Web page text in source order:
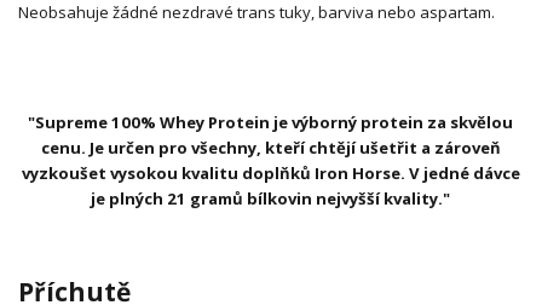
Neobsahuje žádné nezdravé trans tuky, barviva nebo aspartam.
"Supreme 100% Whey Protein je výborný protein za skvělou
cenu. Je určen pro všechny, kteří chtějí ušetřit a zároveň
vyzkoušet vysokou kvalitu doplňků Iron Horse. V jedné dávce
je plných 21 gramů bílkovin nejvyšší kvality."
Příchutě